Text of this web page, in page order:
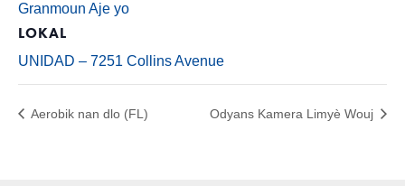
Granmoun Aje yo
LOKAL
UNIDAD – 7251 Collins Avenue
Aerobik nan dlo (FL) Odyans Kamera Limyè Wouj